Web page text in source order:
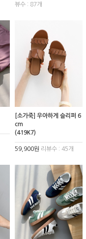
뷰수 : 87개
[소가죽] 우아하게 슬리퍼 6
cm
(419K7)
59,900원 리뷰수 : 45개